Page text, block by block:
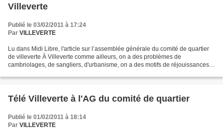
Villeverte
Publié le 03/02/2011 à 17:24
Par VILLEVERTE
Lu dans Midi Libre, l'article sur l’assemblée générale du comité de quartier
de villeverte À Villeverte comme ailleurs, on a des problèmes de
cambriolages, de sangliers, d'urbanisme, on a des motifs de réjouissances
Télé Villeverte à l'AG du comité de quartier
Publié le 01/02/2011 à 18:14
Par VILLEVERTE